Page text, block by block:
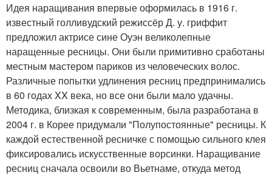
Идея наращивания впервые оформилась в 1916 г.
известный голливудский режиссёр Д. у. гриффит
предложил актрисе сине Оуэн великолепные
наращенные ресницы. Они были примитивно сработаны
местным мастером париков из человеческих волос.
Различные попытки удлинения ресниц предпринимались
в 60 годах XX века, но все они были мало удачны.
Методика, близкая к современным, была разработана в
2004 г. в Корее придумали "Полупостоянные" ресницы. К
каждой естественной ресничке с помощью сильного клея
фиксировались искусственные ворсинки. Наращивание
ресниц сначала освоили во Вьетнаме, откуда метод